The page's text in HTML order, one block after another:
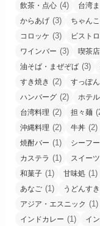
飲茶・点心 (4) 台湾
からあげ (3) ちゃん
コロッケ (3) ビストロ
ワインバー (3) 喫茶店
油そば・まぜぞば (3)
すき焼き (2) すっぽん
ハンバーグ (2) ホテル
台湾料理 (2) 担々麺
沖縄料理 (2) 牛丼 (2)
焼酎バー (1) シーフ
カステラ (1) スイーツ
和菓子 (1) 甘味処 (1)
あなご (1) うどんすき
アジア・エスニック (1)
インドカレー (1) イ